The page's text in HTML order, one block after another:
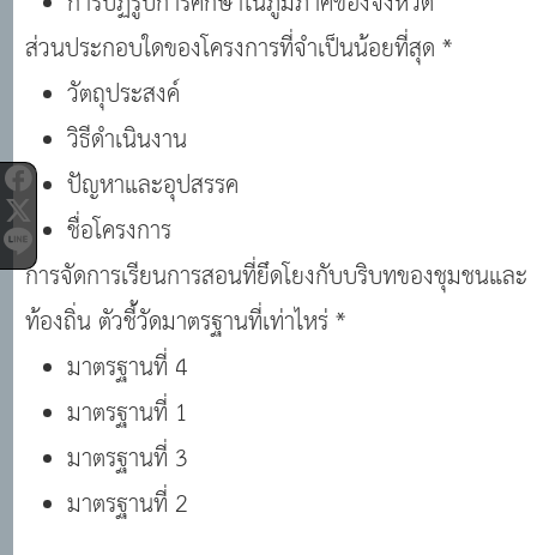
ส่วนประกอบใดของโครงการที่จำเป็นน้อยที่สุด *
วัตถุประสงค์
วิธีดำเนินงาน
ปัญหาและอุปสรรค
ชื่อโครงการ
การจัดการเรียนการสอนที่ยึดโยงกับบริบทของชุมชนและ
ท้องถิ่น ตัวชี้วัดมาตรฐานที่เท่าไหร่ *
มาตรฐานที่ 4
มาตรฐานที่ 1
มาตรฐานที่ 3
มาตรฐานที่ 2